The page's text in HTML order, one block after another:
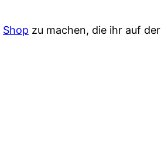
Shop zu machen, die ihr auf der